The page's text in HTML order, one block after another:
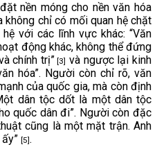
nền móng cho nền văn hóa
chỉ có mối quan hệ chặt
với các lĩnh vực khác: “Văn
động khác, không thể đứng
chính trị” [3] và ngược lại kinh
hóa”. Người còn chỉ rõ, văn
của quốc gia, mà còn định
dân tộc dốt là một dân tộc
quốc dân đi”. Người còn đặc
cũng là một mặt trận. Anh
[5].